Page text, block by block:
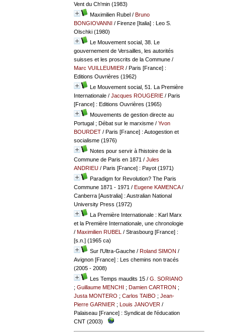
Vent du Ch'min (1983)
Maximilien Rubel/ Bruno
BONGIOVANNI / Firenze [Italia] : Leo S.
Olschki (1980)
Le Mouvement social, 38. Le
gouvernement de Versailles, les autorités
suisses et les proscrits de la Commune/
Marc VUILLEUMIER/ Paris [France] :
Editions Ouvrières (1962)
Le Mouvement social, 51. La Première
Internationale/ Jacques ROUGERIE/ Paris
[France] : Editions Ouvrières (1965)
Mouvements de gestion directe au
Portugal ; Débat sur le marxisme/ Yvon
BOURDET/ Paris [France] : Autogestion et
socialisme (1976)
Notes pour servir à l'histoire de la
Commune de Paris en 1871 / Jules
ANDRIEU/ Paris [France] : Payot (1971)
Paradigm for Revolution? The Paris
Commune 1871 - 1971 / Eugene KAMENCA/
Canberra [Australia] : Australian National
University Press (1972)
La Première Internationale : Karl Marx
et la Première Internationale, une chronologie
/ Maximilien RUBEL / Strasbourg [France] :
[s.n.] (1965 ca)
Sur l'Ultra-Gauche/ Roland SIMON /
Avignon [France] : Les chemins non tracés
(2005 - 2008)
Les Temps maudits 15/ G. SORIANO
; Guillaume MENCHI ; Damien CARTRON ;
Justa MONTERO ; Carlos TAIBO ; Jean-
Pierre GARNIER; Louis JANOVER/
Palaiseau [France] : Syndicat de l'éducation
CNT (2003)